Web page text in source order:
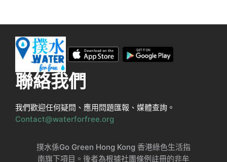
聯絡我們
我們歡迎任何疑問、應用問題匯報、媒體查詢。
Contact@waterforfree.org
撲水係Go Green Hong Kong 香港綠色生活指
南旗下項目。後者為根據社團條例註冊的非牟